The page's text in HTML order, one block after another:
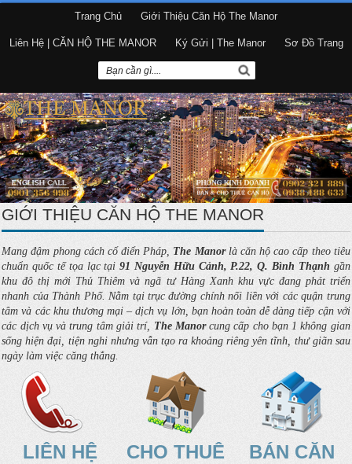
Trang Chủ Giới Thiệu Căn Hộ The Manor
Liên Hệ | CĂN HỘ THE MANOR Ký Gửi | The Manor Sơ Đồ Trang
GIỚI THIỆU CĂN HỘ THE MANOR
Mang đậm phong cách cổ điển Pháp, The Manorlà căn hộ cao cấp theo tiêu
chuẩn quốc tế tọa lạc tại91 Nguyễn Hữu Cảnh, P.22, Q. Bình Thạnh gần
khu đô thị mới Thủ Thiêm và ngã tư Hàng Xanh khu vực đang phát triển
nhanh của Thành Phố. Nằm tại trục đường chính nối liền với các quận trung
tâm và các khu thương mại – dịch vụ lớn, bạn hoàn toàn dễ dàng tiếp cận với
các dịch vụ và trung tâm giải trí, The Manorcung cấp cho bạn 1 không gian
sống hiện đại, tiện nghi nhưng vẫn tạo ra khoảng riêng yên tĩnh, thư giãn sau
ngày làm việc căng thẳng.
LIÊN HỆ
CHO THUÊ
BÁN CĂN